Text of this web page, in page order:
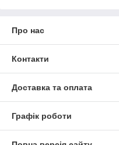
Про нас
Контакти
Доставка та оплата
Графік роботи